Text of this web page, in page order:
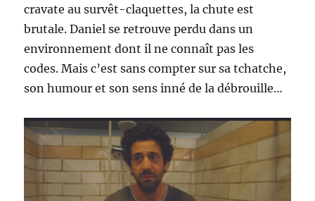
cravate au survêt-claquettes, la chute est
brutale. Daniel se retrouve perdu dans un
environnement dont il ne connaît pas les
codes. Mais c’est sans compter sur sa tchatche,
son humour et son sens inné de la débrouille…